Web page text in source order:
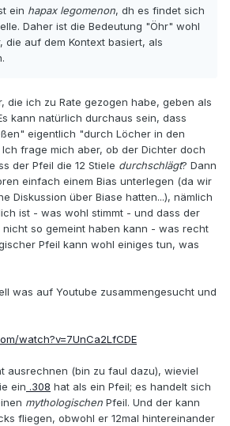
ein hapax legomenon, dh es findet sich
Daher ist die Bedeutung "Öhr" wohl
die auf dem Kontext basiert, als
die ich zu Rate gezogen habe, geben als
kann natürlich durchaus sein, dass
eigentlich "durch Löcher in den
frage mich aber, ob der Dichter doch
der Pfeil die 12 Stiele durchschlägt? Dann
einfach einem Bias unterlegen (da wir
Diskussion über Biase hatten...), nämlich
ist - was wohl stimmt - und dass der
so gemeint haben kann - was recht
Pfeil kann wohl einiges tun, was
was auf Youtube zusammengesucht und
watch?v=7UnCa2LfCDE
ausrechnen (bin zu faul dazu), wieviel
ein .308 hat als ein Pfeil; es handelt sich
mythologischen Pfeil. Und der kann
fliegen, obwohl er 12mal hintereinander